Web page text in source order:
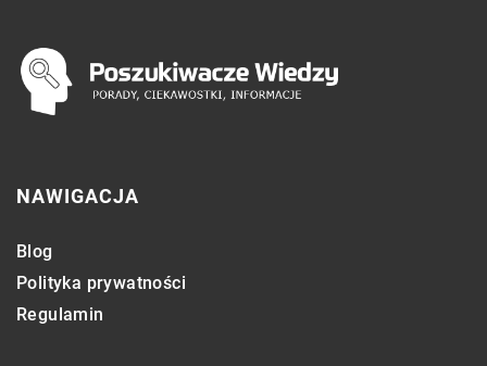
NAWIGACJA
Blog
Polityka prywatności
Regulamin